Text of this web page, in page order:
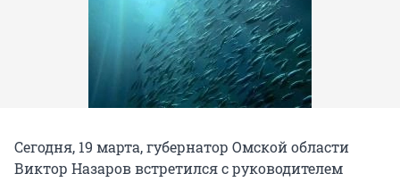
Сегодня, 19 марта, губернатор Омской области
Виктор Назаров встретился с руководителем